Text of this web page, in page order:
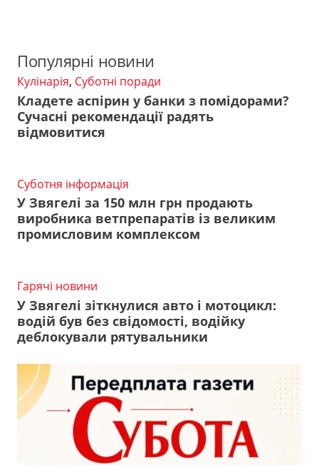
Популярні новини
Кулінарія, Суботні поради
Кладете аспірин у банки з помідорами?
Сучасні рекомендації радять
відмовитися
Суботня інформація
У Звягелі за 150 млн грн продають
виробника ветпрепаратів із великим
промисловим комплексом
Гарячі новини
У Звягелі зіткнулися авто і мотоцикл:
водій був без свідомості, водійку
деблокували рятувальники